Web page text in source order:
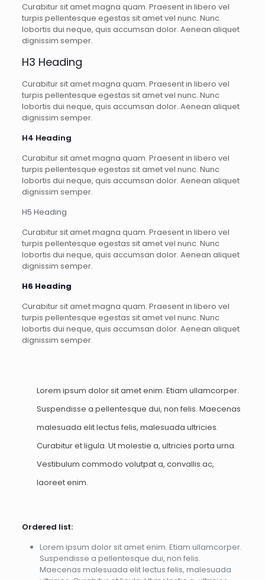
Curabitur sit amet magna quam. Praesent in libero vel
turpis pellentesque egestas sit amet vel nunc. Nunc
lobortis dui neque, quis accumsan dolor. Aenean aliquet
dignissim semper.
H3 Heading
Curabitur sit amet magna quam. Praesent in libero vel
turpis pellentesque egestas sit amet vel nunc. Nunc
lobortis dui neque, quis accumsan dolor. Aenean aliquet
dignissim semper.
H4 Heading
Curabitur sit amet magna quam. Praesent in libero vel
turpis pellentesque egestas sit amet vel nunc. Nunc
lobortis dui neque, quis accumsan dolor. Aenean aliquet
dignissim semper.
H5 Heading
Curabitur sit amet magna quam. Praesent in libero vel
turpis pellentesque egestas sit amet vel nunc. Nunc
lobortis dui neque, quis accumsan dolor. Aenean aliquet
dignissim semper.
H6 Heading
Curabitur sit amet magna quam. Praesent in libero vel
turpis pellentesque egestas sit amet vel nunc. Nunc
lobortis dui neque, quis accumsan dolor. Aenean aliquet
dignissim semper.
Lorem ipsum dolor sit amet enim. Etiam ullamcorper.
Suspendisse a pellentesque dui, non felis. Maecenas
malesuada elit lectus felis, malesuada ultricies.
Curabitur et ligula. Ut molestie a, ultricies porta urna.
Vestibulum commodo volutpat a, convallis ac,
laoreet enim.
Ordered list:
Lorem ipsum dolor sit amet enim. Etiam ullamcorper.
Suspendisse a pellentesque dui, non felis.
Maecenas malesuada elit lectus felis, malesuada